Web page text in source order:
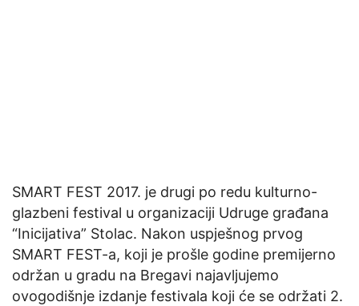
SMART FEST 2017. je drugi po redu kulturno-
glazbeni festival u organizaciji Udruge građana
“Inicijativa” Stolac. Nakon uspješnog prvog
SMART FEST-a, koji je prošle godine premijerno
održan u gradu na Bregavi najavljujemo
ovogodišnje izdanje festivala koji će se održati 2.